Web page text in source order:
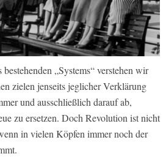
„Systems“ verstehen wir
zielen jenseits jeglicher Verklärung
und ausschließlich darauf ab,
zu ersetzen. Doch Revolution ist nicht
in vielen Köpfen immer noch der